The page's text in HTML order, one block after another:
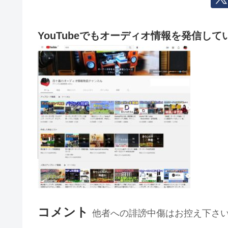
YouTubeでもオーディオ情報を発信して
コメント 他者への誹謗中傷はお控え下さ